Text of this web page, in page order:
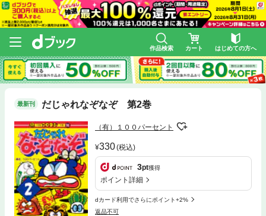
作品検索 カート はじめての方へ
最新刊 だじゃれなぞなぞ 第2巻
（有）１００パーセント
330(税込)
3pt獲得
ポイント詳細
dカード利用でさらにポイント+2%
返品不可